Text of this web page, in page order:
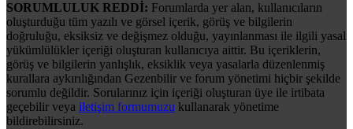
SORUMLULUK REDDİ: Forumlarda yer alan, kullanıcıların
oluşturduğu tüm yazılı ve görsel içerik, görüş ve bilgilerin
doğruluğu, eksiksiz ve değişmez olduğu, yayınlanması ile ilgili yasal
yükümlülükler içeriği oluşturan kullanıcıya aittir. Bu içeriklerin,
görüş ve bilgilerin yanlışlık, eksiklik veya yasalarla düzenlenmiş
kurallara aykırılığından Gezenbilir ve forum yönetimi hiçbir şekilde
sorumlu değildir. Sorularınız için içeriği oluşturan üye ile irtibata
geçebilir veya iletişim formumuzu kullanarak yönetime
bildirebilirsiniz.